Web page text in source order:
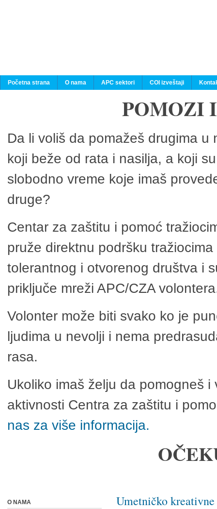
Početna strana O nama APC sektori COI izveštaji
POMOZI
Da li voliš da pomažeš drugima
koji beže od rata i nasilja, a koji
slobodno vreme koje imaš
druge?
Centar za zaštitu i pomoć
pruže direktnu podršku
tolerantnog i otvorenog društva i
priključe mreži APC/CZA
Volonter može biti svako ko je
ljudima u nevolji i nema
rasa.
Ukoliko imaš želju da pomogneš
aktivnosti Centra za zaštitu i
nas za više informacija.
Umetničko
O NAMA